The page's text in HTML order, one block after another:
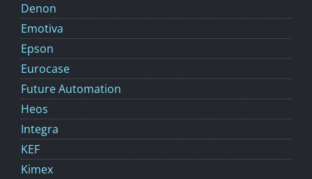
Denon
Emotiva
Epson
Eurocase
Future Automation
Heos
Integra
KEF
Kimex